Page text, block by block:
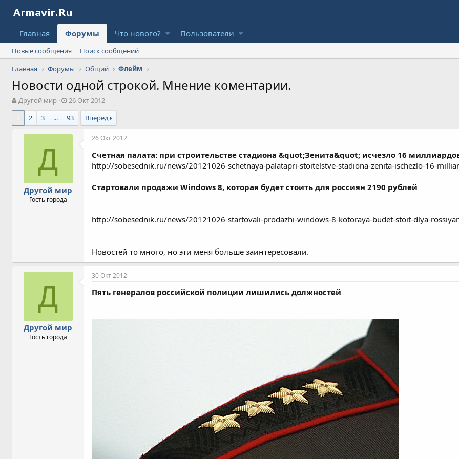
Главная Форумы Что нового? Пользователи
Новые сообщения
Поиск сообщений
Главная
Форумы Общий Флейм
Новости одной строкой. Мнение коментарии.
А
в
о
Другой мир
Д
а
т
а
н
а
26 Окт 2012
2 3 ... 93 Вперёд
Д
Другой мир
Гость города
26 Окт 2012
Счетная палата: при строительстве стадиона &quot;Зенита&quot; исчезло 16
http://sobesednik.ru/news/20121026-schetnaya-palatapri-stoitelstve-stadiona-zenita-ischezlo-16-
Стартовали продажи Windows 8, которая будет стоить для россиян 2190 рублей
http://sobesednik.ru/news/20121026-startovali-prodazhi-windows-8-kotoraya-budet-stoit-dlya-
Новостей то много, но эти меня больше заинтересовали.
Д
Другой мир
Гость города
30 Окт 2012
Пять генералов российской полиции лишились должностей